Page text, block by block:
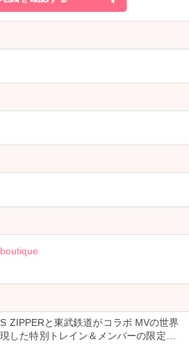
ZIPPERと東武鉄道がコラボ MVの世界
した特別トレイン＆メンバーの限定ア